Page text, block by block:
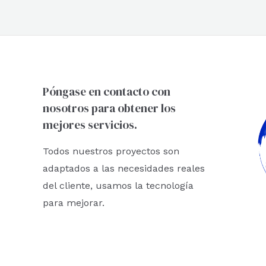
Póngase en contacto con
nosotros para obtener los
mejores servicios.
Todos nuestros proyectos son
adaptados a las necesidades reales
del cliente, usamos la tecnología
para mejorar.